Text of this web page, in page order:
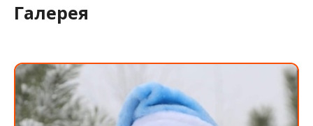
Галерея